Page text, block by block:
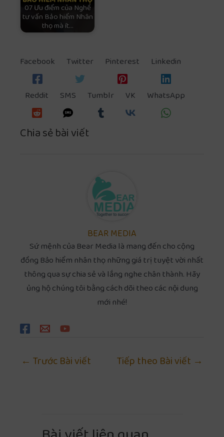
07 Ưu điểm của Nghề
tư vấn Bảo hiểm Nhân
thọ mà ít…
Facebook Twitter Pinterest
Linkedin
Reddit
SMS Tumblr VK WhatsApp
Chia sẻ bài viết
BEAR MEDIA
Sứ mệnh của Bear Media là mang đến cho cộng
đồng Bảo hiểm nhân thọ những giá trị tuyệt vời nhất
thông qua sự chia sẻ và lắng nghe chân thành. Hãy
ủng hộ chúng tôi bằng cách dõi theo các nội dung
mới nhé!
←Trước Bài viết Tiếp theo Bài viết →